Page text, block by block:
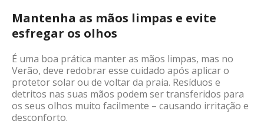
Mantenha as mãos limpas e evite
esfregar os olhos
É uma boa prática manter as mãos limpas, mas no
Verão, deve redobrar esse cuidado após aplicar o
protetor solar ou de voltar da praia. Resíduos e
detritos nas suas mãos podem ser transferidos para
os seus olhos muito facilmente – causando irritação e
desconforto.